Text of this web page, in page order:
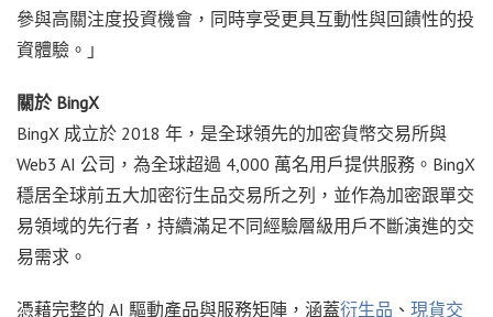
參與高關注度投資機會，同時享受更具互動性與回饋性的投
資體驗。」
關於 BingX
BingX 成立於 2018 年，是全球領先的加密貨幣交易所與
Web3 AI 公司，為全球超過 4,000 萬名用戶提供服務。BingX
穩居全球前五大加密衍生品交易所之列，並作為加密跟單交
易領域的先行者，持續滿足不同經驗層級用戶不斷演進的交
易需求。
憑藉完整的 AI 驅動產品與服務矩陣，涵蓋衍生品 、 現貨交